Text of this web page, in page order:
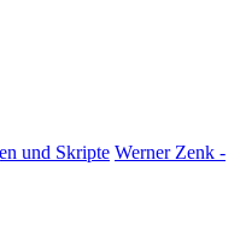
und Skripte Werner Zenk -